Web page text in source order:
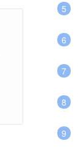
5
6
7
8
9